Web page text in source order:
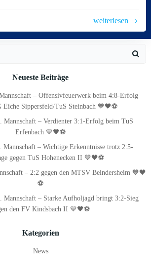
weiterlesen
Neueste Beiträge
– Offensivfeuerwerk beim 4:8-Erfolg
Eiche Sippersfeld/TuS Steinbach 💙🖤⚽
Mannschaft – Verdienter 3:1-Erfolg beim TuS
Erfenbach 💙🖤⚽
Mannschaft – Wichtige Erkenntnisse trotz 2:5-
gegen TuS Hohenecken II 💙🖤⚽
– 2:2 gegen den MTSV Beindersheim 💙🖤
⚽
Mannschaft – Starke Aufholjagd bringt 3:2-Sieg
den FV Kindsbach II 💙🖤⚽
Kategorien
News